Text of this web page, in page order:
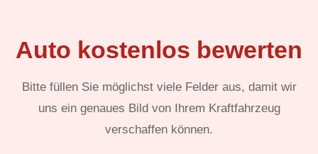
Auto kostenlos bewerten
Bitte füllen Sie möglichst viele Felder aus, damit wir
uns ein genaues Bild von Ihrem Kraftfahrzeug
verschaffen können.